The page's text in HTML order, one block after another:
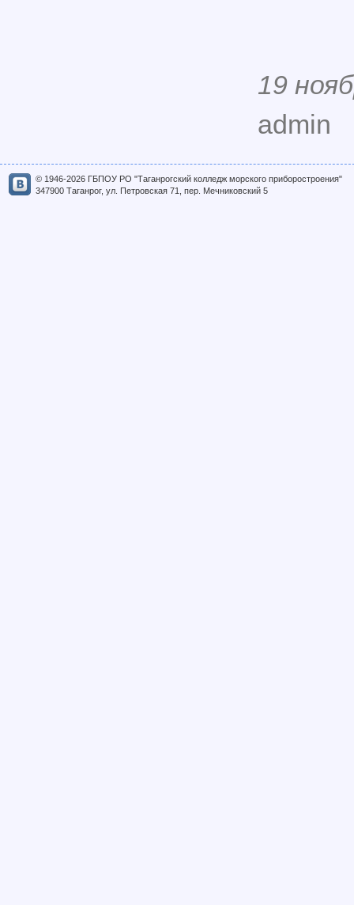
19
admin
© 1946-2026 ГБПОУ РО "Таганрогский колледж морского приборостроения"
347900 Таганрог, ул. Петровская 71, пер. Мечниковский 5